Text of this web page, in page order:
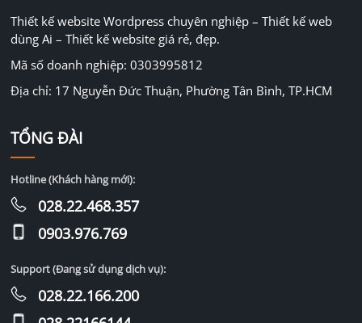
Thiết kế website Wordpress chuyên nghiệp – Thiết kế web
dùng Ai – Thiết kế website giá rẻ, đẹp.
Mã số doanh nghiệp: 0303995812
Địa chỉ: 17 Nguyễn Đức Thuận, Phường Tân Bình, TP.HCM
TỔNG ĐÀI
Hotline (Khách hàng mới):
028.22.468.357
0903.976.769
Support (Đang sử dụng dịch vụ):
028.22.166.200